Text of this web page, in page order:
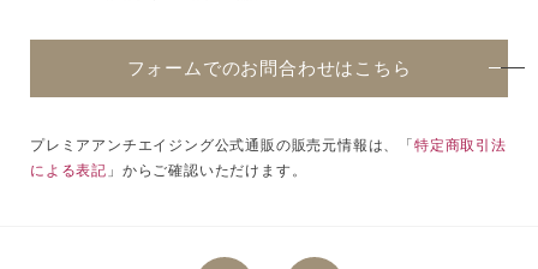
フォームでのお問合わせはこちら
プレミアアンチエイジング公式通販の販売元情報は、「特定商取引法
による表記 」からご確認いただけます。